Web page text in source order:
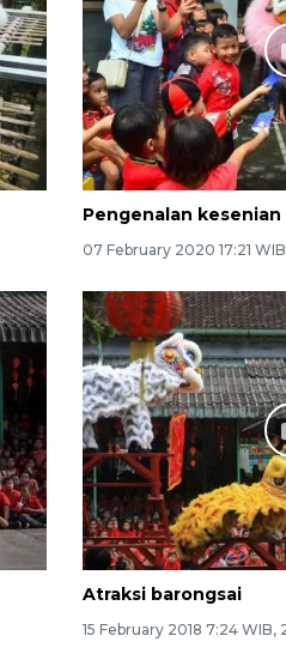
Pengenalan
07 February 2020 17:21
Atraksi barongsai
15 February 2018 7:24 WIB,